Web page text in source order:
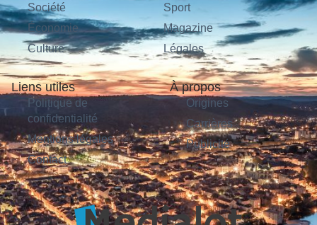
Société
Économie
Culture
Sport
Magazine
Légales
Liens utiles
Politique de
confidentialité
Mentions légales
Contact
À propos
Origines
Carrières
Publicité